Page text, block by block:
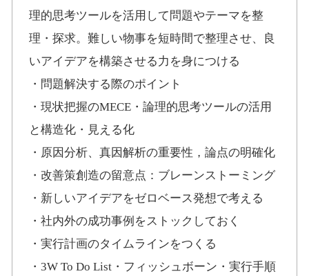
理的思考ツールを活用して問題やテーマを整
理・探求。難しい物事を短時間で整理させ、良
いアイデアを構築させる力を身につける
・問題解決する際のポイント
・現状把握のMECE・論理的思考ツールの活用
と構造化・見える化
・原因分析、真因解析の重要性，論点の明確化
・改善策創造の留意点：ブレーンストーミング
・新しいアイデアをゼロベース発想で考える
・社内外の成功事例をストックしておく
・実行計画のタイムラインをつくる
・3W To Do List・フィッシュボーン・実行手順